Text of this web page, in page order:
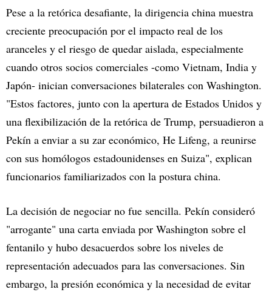
Pese a la retórica desafiante, la dirigencia china muestra
creciente preocupación por el impacto real de los
aranceles y el riesgo de quedar aislada, especialmente
cuando otros socios comerciales -como Vietnam, India y
Japón- inician conversaciones bilaterales con Washington.
"Estos factores, junto con la apertura de Estados Unidos y
una flexibilización de la retórica de Trump, persuadieron a
Pekín a enviar a su zar económico, He Lifeng, a reunirse
con sus homólogos estadounidenses en Suiza", explican
funcionarios familiarizados con la postura china.
La decisión de negociar no fue sencilla. Pekín consideró
"arrogante" una carta enviada por Washington sobre el
fentanilo y hubo desacuerdos sobre los niveles de
representación adecuados para las conversaciones. Sin
embargo, la presión económica y la necesidad de evitar